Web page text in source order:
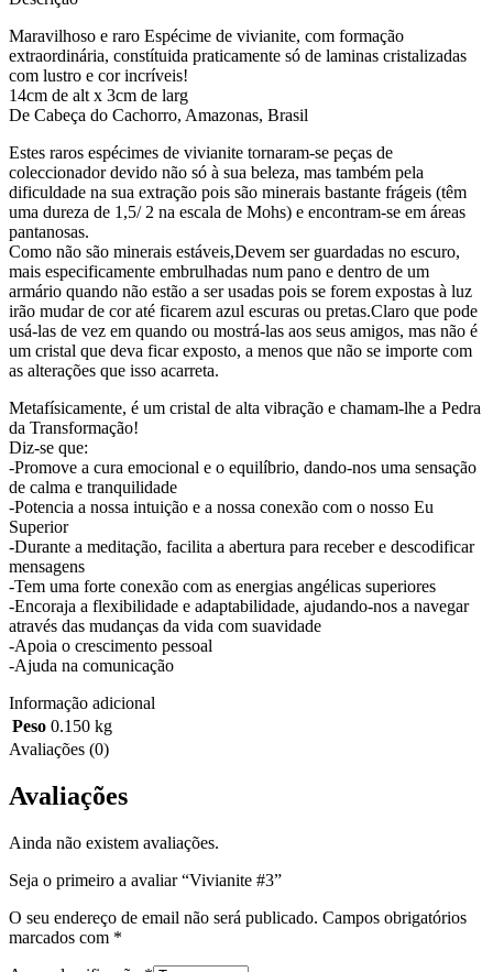
Maravilhoso e raro Espécime de vivianite, com formação
extraordinária, constítuida praticamente só de laminas cristalizadas
com lustro e cor incríveis!
14cm de alt x 3cm de larg
De Cabeça do Cachorro, Amazonas, Brasil
Estes raros espécimes de vivianite tornaram-se peças de
coleccionador devido não só à sua beleza, mas também pela
dificuldade na sua extração pois são minerais bastante frágeis (têm
uma dureza de 1,5/ 2 na escala de Mohs) e encontram-se em áreas
pantanosas.
Como não são minerais estáveis,Devem ser guardadas no escuro,
mais especificamente embrulhadas num pano e dentro de um
armário quando não estão a ser usadas pois se forem expostas à luz
irão mudar de cor até ficarem azul escuras ou pretas.Claro que pode
usá-las de vez em quando ou mostrá-las aos seus amigos, mas não é
um cristal que deva ficar exposto, a menos que não se importe com
as alterações que isso acarreta.
Metafísicamente, é um cristal de alta vibração e chamam-lhe a Pedra
da Transformação!
Diz-se que:
-Promove a cura emocional e o equilíbrio, dando-nos uma sensação
de calma e tranquilidade
-Potencia a nossa intuição e a nossa conexão com o nosso Eu
Superior
-Durante a meditação, facilita a abertura para receber e descodificar
mensagens
-Tem uma forte conexão com as energias angélicas superiores
-Encoraja a flexibilidade e adaptabilidade, ajudando-nos a navegar
através das mudanças da vida com suavidade
-Apoia o crescimento pessoal
-Ajuda na comunicação
Informação adicional
Peso 0.150 kg
Avaliações (0)
Avaliações
Ainda não existem avaliações.
Seja o primeiro a avaliar “Vivianite #3”
O seu endereço de email não será publicado. Campos obrigatórios
marcados com *